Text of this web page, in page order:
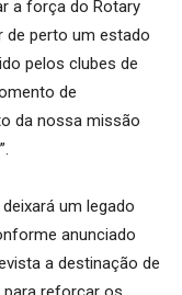
a força do Rotary
de perto um estado
pelos clubes de
de
da nossa missão
um legado
anunciado
a destinação de